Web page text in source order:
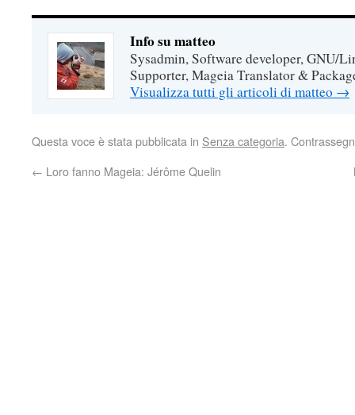
Info su matteo
Sysadmin, Software developer, GNU/
Supporter, Mageia Translator &
Visualizza tutti gli articoli di matteo →
Questa voce è stata pubblicata in Senza categoria.
← Loro fanno Mageia: Jérôme Quelin